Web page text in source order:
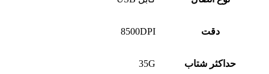
دقت 8500DPI
حداکثر شتاب 35G